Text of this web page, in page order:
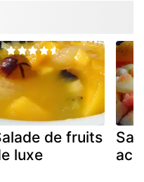
de fruits
luxe